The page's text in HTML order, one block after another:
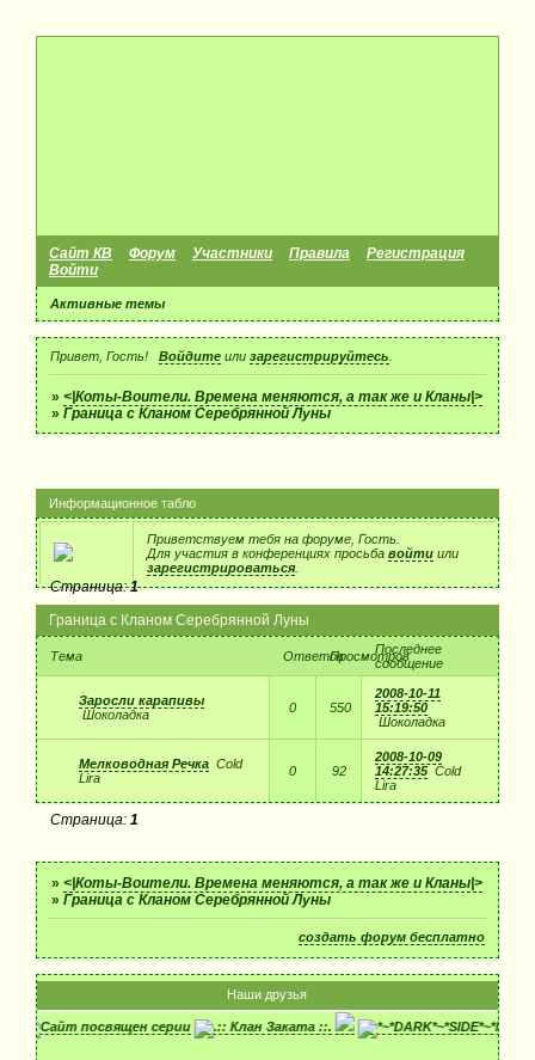
Сайт КВ Форум Участники Правила
Регистрация
Войти
Активные темы
Привет, Гость! Войдитеили зарегистрируйтесь
»<|Коты-Воители. Времена меняются, а так же и Кланы|>
»Граница с Кланом Серебрянной Луны
Информационное табло
Приветствуем тебя на форуме, Гость.
Для участия в конференциях просьба войти или
зарегистрироваться.
Граница с Кланом Серебрянной Луны
Страница:1
Тема ОтветовПросмотровПоследнее
сообщение
Заросли карапивы
Шоколадка
0 550
2008-10-11
15:19:50
Шоколадка
Мелководная Речка Cold
Lira
0 92
2008-10-09
14:27:35 Cold
Lira
Страница:1
»<|Коты-Воители. Времена меняются, а так же и Кланы|>
»Граница с Кланом Серебрянной Луны
создать форум бесплатно
Наши друзья